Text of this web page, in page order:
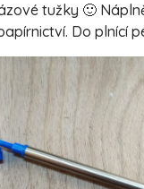
tužky 🙂
Do plnící